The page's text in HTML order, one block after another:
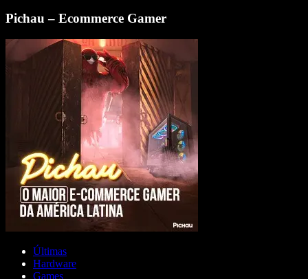
Pichau – Ecommerce Gamer
Últimas
Hardware
Games